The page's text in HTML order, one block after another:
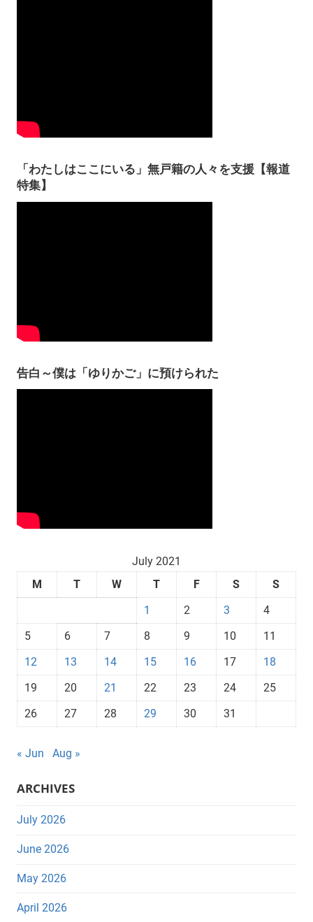
「わたしはここにいる」無戸籍の人々を支援【報道
特集】
告白～僕は「ゆりかご」に預けられた
July 2021
M
T W T F S
S
1
2 3
4
5
6 7 8 9 10
11
12
13 14 15 16 17
18
19
20 21 22 23 24
25
26
27 28 29 30 31
« Jun Aug »
ARCHIVES
July 2026
June 2026
May 2026
April 2026